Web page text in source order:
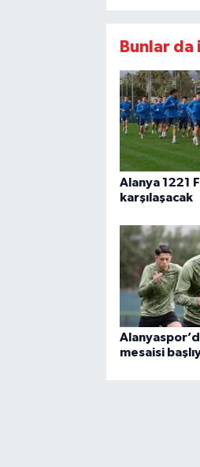
Bunlar
Alanya 1221
karşılaşacak
mesaisi